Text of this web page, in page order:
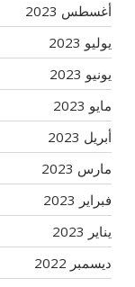
أغسطس 2023
يوليو 2023
يونيو 2023
مايو 2023
أبريل 2023
مارس 2023
فبراير 2023
يناير 2023
ديسمبر 2022